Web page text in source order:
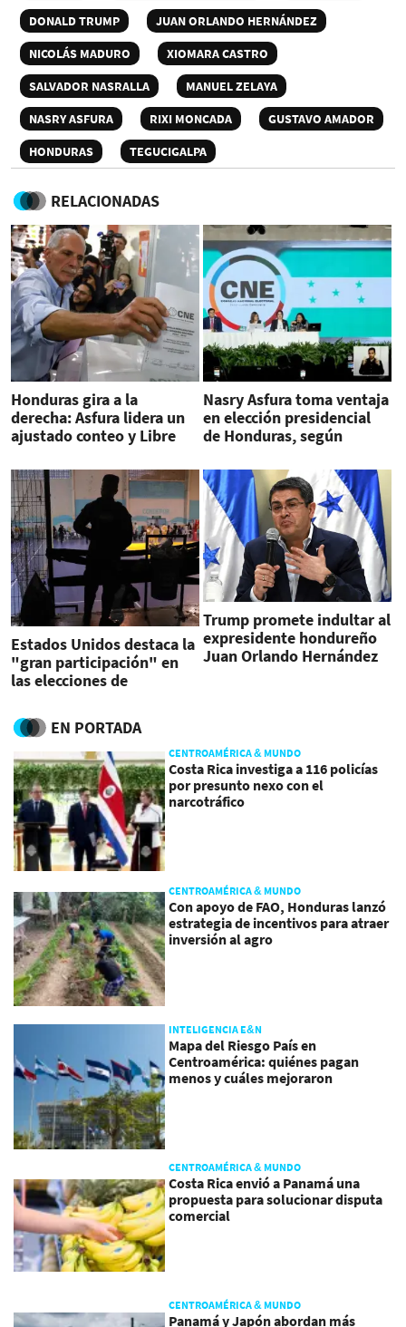
DONALD TRUMP
JUAN ORLANDO HERNÁNDEZ
NICOLÁS MADURO
XIOMARA CASTRO
SALVADOR NASRALLA
MANUEL ZELAYA
NASRY ASFURA
RIXI MONCADA
GUSTAVO AMADOR
HONDURAS
TEGUCIGALPA
RELACIONADAS
Honduras gira a la
derecha: Asfura lidera un
ajustado conteo y Libre
Nasry Asfura toma ventaja
en elección presidencial
de Honduras, según
Estados Unidos destaca la
"gran participación" en
las elecciones de
Trump promete indultar al
expresidente hondureño
Juan Orlando Hernández
EN PORTADA
CENTROAMÉRICA & MUNDO
Costa Rica investiga a 116 policías
por presunto nexo con el
narcotráfico
CENTROAMÉRICA & MUNDO
Con apoyo de FAO, Honduras lanzó
estrategia de incentivos para atraer
inversión al agro
INTELIGENCIA E&N
Mapa del Riesgo País en
Centroamérica: quiénes pagan
menos y cuáles mejoraron
CENTROAMÉRICA & MUNDO
Costa Rica envió a Panamá una
propuesta para solucionar disputa
comercial
CENTROAMÉRICA & MUNDO
Panamá y Japón abordan más